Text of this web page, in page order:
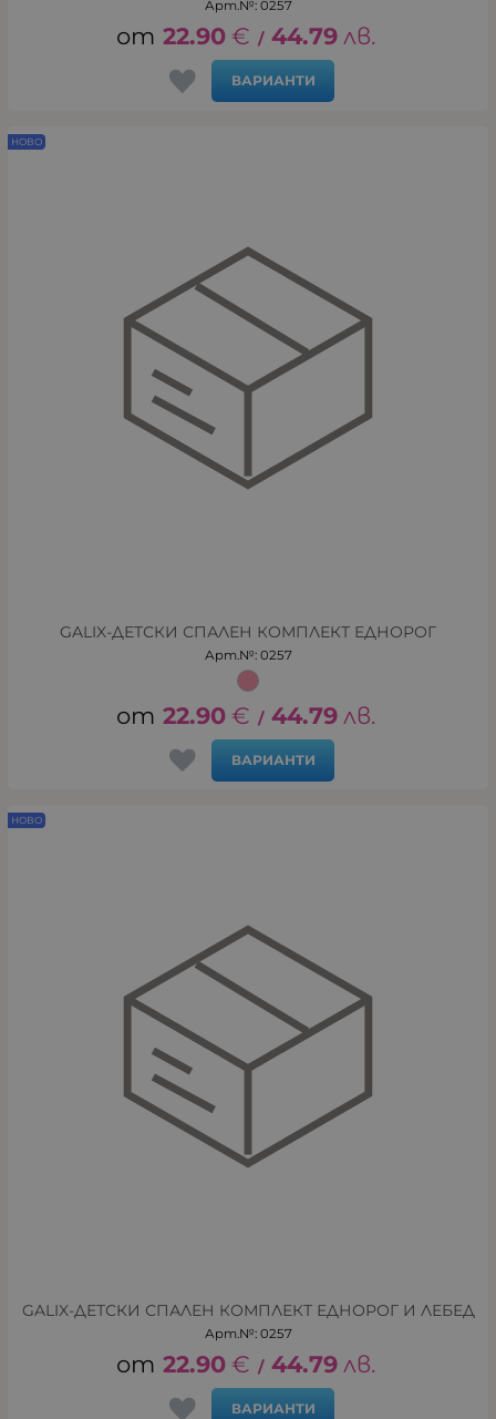
Арт.№: 0257
22.90 € / 44.79 лв.
ВАРИАНТИ
GALIX-ДЕТСКИ СПАЛЕН КОМПЛЕКТ ЕДНОРОГ
Арт.№: 0257
22.90 € / 44.79 лв.
ВАРИАНТИ
НОВО
GALIX-ДЕТСКИ СПАЛЕН КОМПЛЕКТ ЕДНОРОГ И ЛЕБЕД
Арт.№: 0257
22.90 € / 44.79 лв.
ВАРИАНТИ
НОВО